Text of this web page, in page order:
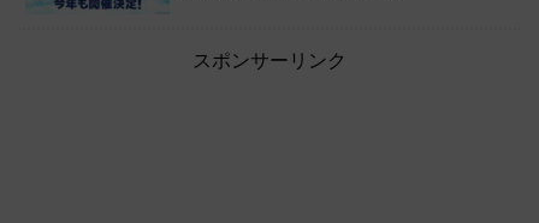
スポンサーリンク